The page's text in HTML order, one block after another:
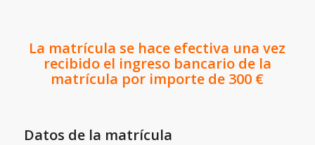
La matrícula se hace efectiva una vez
recibido el ingreso bancario de la
matrícula por importe de 300 €
Datos de la matrícula